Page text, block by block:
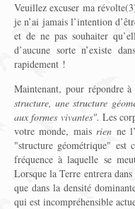
Veuillez excuser ma
je n’ai jamais l’intention
et de ne pas souhaiter
d’aucune sorte n’existe
rapidement !
Maintenant, pour répondre
structure, une structure
aux formes vivantes". Les
votre monde, maisrien ne
"structure géométrique" est
fréquence à laquelle se
Lorsque la Terre entrera
que dans la densité
qui est incompréhensible